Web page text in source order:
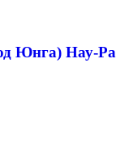
Юнга) Нау-Ра